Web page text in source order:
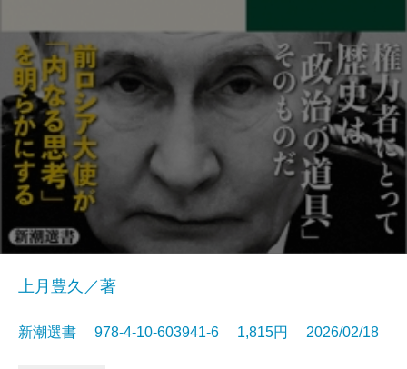
上月豊久／著
新潮選書 978-4-10-603941-6 1,815円 2026/02/18